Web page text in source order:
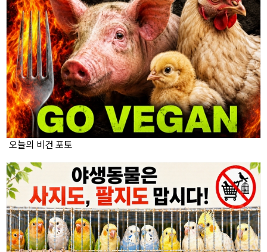
오늘의 비건 포토